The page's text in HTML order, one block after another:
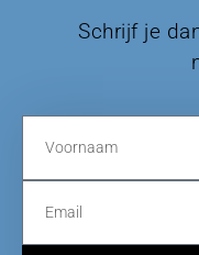
Schrijf je